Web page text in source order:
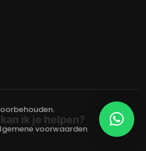
voorwaarden
ik je helpen?